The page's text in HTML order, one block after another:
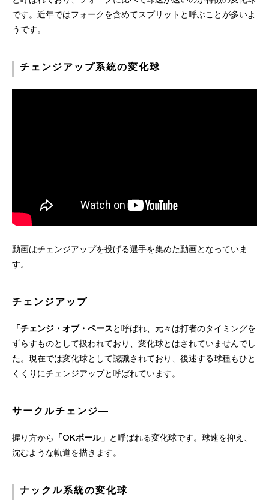
です。近年ではフォークを含めてスプリットと呼ぶことが多いよ
うです。
チェンジアップ系統の変化球
動画はチェンジアップを投げる選手を集めた動画となっていま
す。
チェンジアップ
「チェンジ・オブ・ペースと呼ばれ、元々は打者のタイミングを
ずらすものとして扱われており、変化球とはされていませんでし
た。現在では変化球として認識されており、後述する球種もひと
くくりにチェンジアップと呼ばれています。
サークルチェンジ―
握り方から 「OKボール」 と呼ばれる変化球です。球速を抑え、
沈むような軌道を描きます。
ナックル系統の変化球